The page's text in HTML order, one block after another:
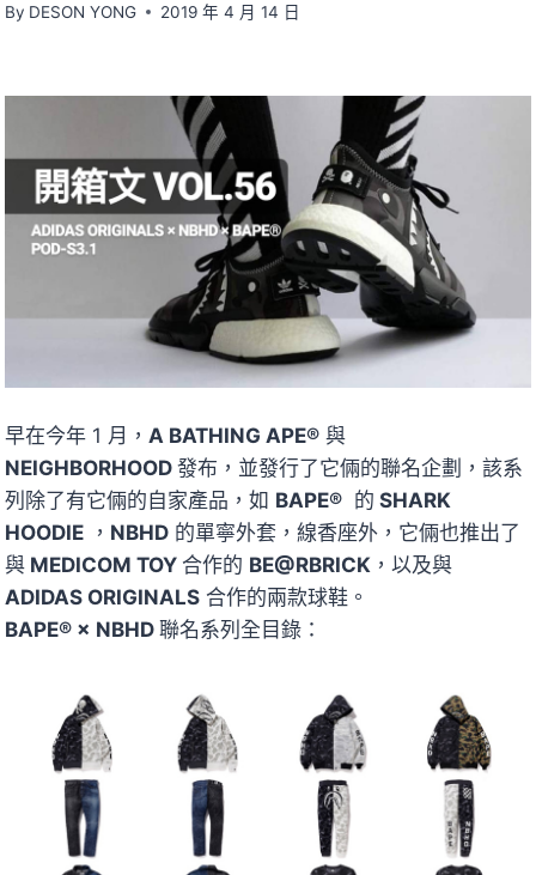
By DESON YONG 2019 年 4 月 14 日
早在今年 1 月， A BATHING APE® 與
NEIGHBORHOOD 發布，並發行了它倆的聯名企劃，該系
列除了有它倆的自家產品，如 BAPE® 的 SHARK
HOODIE ， NBHD 的單寧外套，線香座外，它倆也推出了
與 MEDICOM TOY 合作的 BE@RBRICK ，以及與
ADIDAS ORIGINALS 合作的兩款球鞋。
BAPE® × NBHD 聯名系列全目錄：